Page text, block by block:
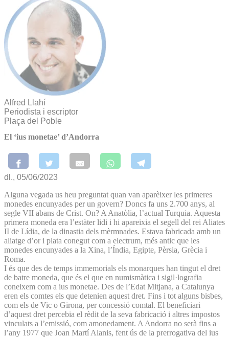
Alfred Llahí
Periodista i escriptor
Plaça del Poble
El ‘ius monetae’ d’Andorra
dl., 05/06/2023
Alguna vegada us heu preguntat quan van aparèixer les primeres
monedes encunyades per un govern? Doncs fa uns 2.700 anys, al
segle VII abans de Crist. On? A Anatòlia, l’actual Turquia. Aquesta
primera moneda era l’estàter lidi i hi apareixia el segell del rei Aliates
II de Lídia, de la dinastia dels mèrmnades. Estava fabricada amb un
aliatge d’or i plata conegut com a electrum, més antic que les
monedes encunyades a la Xina, l’Índia, Egipte, Pèrsia, Grècia i
Roma.
I és que des de temps immemorials els monarques han tingut el dret
de batre moneda, que és el que en numismàtica i sigil·lografia
coneixem com a ius monetae. Des de l’Edat Mitjana, a Catalunya
eren els comtes els que detenien aquest dret. Fins i tot alguns bisbes,
com els de Vic o Girona, per concessió comtal. El beneficiari
d’aquest dret percebia el rèdit de la seva fabricació i altres impostos
vinculats a l’emissió, com amonedament. A Andorra no serà fins a
l’any 1977 que Joan Martí Alanis, fent ús de la prerrogativa del ius